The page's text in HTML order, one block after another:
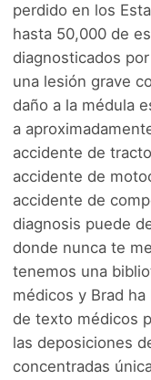
perdido en los
hasta 50,000 de
diagnosticados
una lesión grave
daño a la médula
a
accidente de
accidente de
accidente de
diagnosis puede
donde nunca te
tenemos una
médicos y Brad
de texto médicos
las deposiciones
concentradas